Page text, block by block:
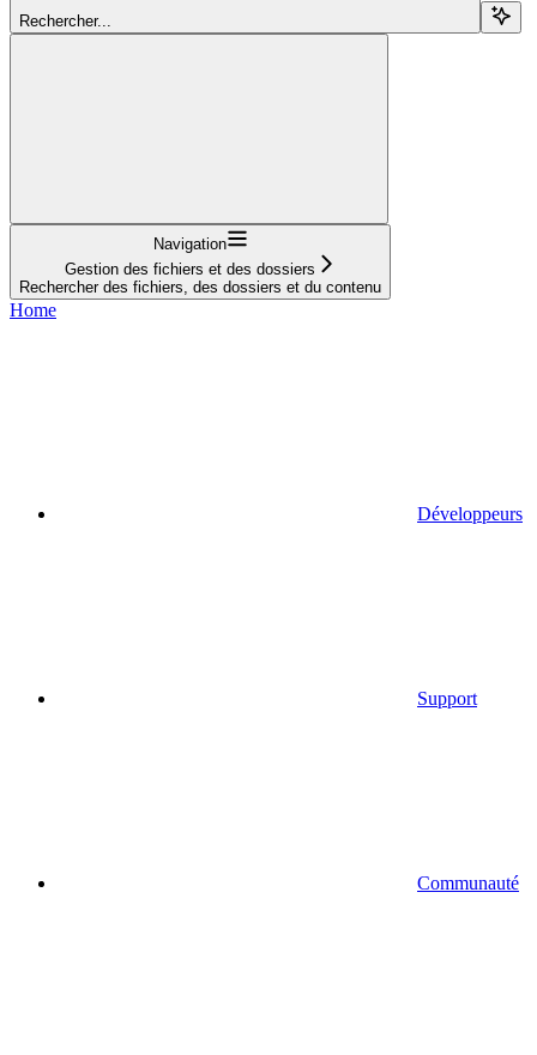
Rechercher...
Navigation
Gestion des fichiers et des dossiers
Rechercher des fichiers, des dossiers et du contenu
Home
Développeurs
Support
Communauté